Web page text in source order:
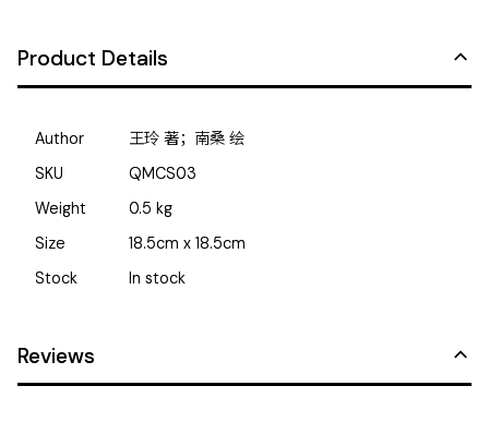
Product Details
Author
王玲 著；南桑 绘
SKU
QMCS03
Weight
0.5 kg
Size
18.5cm x 18.5cm
Stock
In stock
Reviews